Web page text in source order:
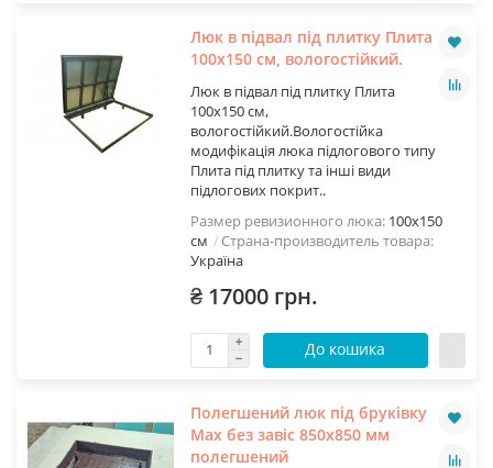
Люк в підвал під плитку Плита
100х150 см, вологостійкий.
Люк в підвал під плитку Плита
100х150 см,
вологостійкий.Вологостійка
модифікація люка підлогового типу
Плита під плитку та інші види
підлогових покрит..
Размер ревизионного люка: 100х150
см
Страна-производитель товара:
Україна
₴ 17000 грн.
До кошика
Полегшений люк під бруківку
Мах без завіс 850х850 мм
полегшений